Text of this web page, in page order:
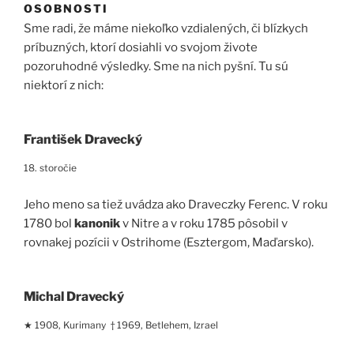
OSOBNOSTI
Sme radi, že máme niekoľko vzdialených, či blízkych
príbuzných, ktorí dosiahli vo svojom živote
pozoruhodné výsledky. Sme na nich pyšní. Tu sú
niektorí z nich:
František Dravecký
18. storočie
Jeho meno sa tiež uvádza ako Draveczky Ferenc. V roku
1780 bol kanonikv Nitre a v roku 1785 pôsobil v
rovnakej pozícii v Ostrihome (Esztergom, Maďarsko).
Michal Dravecký
★ 1908, Kurimany † 1969, Betlehem, Izrael